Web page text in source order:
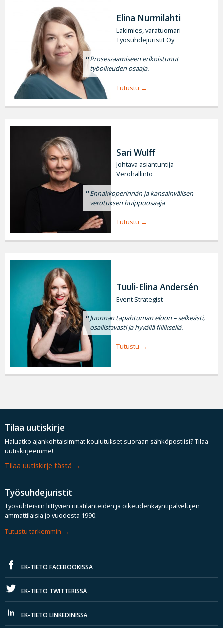
Elina Nurmilahti
Lakimies, varatuomari
Työsuhdejuristit Oy
Prosessaamiseen erikoistunut
työoikeuden osaaja.
Tutustu
Sari Wulff
Johtava asiantuntija
Verohallinto
Ennakkoperinnän ja kansainvälisen
verotuksen huippuosaaja
Tutustu
Tuuli-Elina Andersén
Event Strategist
Juonnan tapahtuman eloon – selkeästi,
osallistavasti ja hyvällä fiiliksellä.
Tutustu
Tilaa uutiskirje
Haluatko ajankohtaisimmat koulutukset suoraan sähköpostiisi? Tilaa
uutiskirjeemme!
Tilaa uutiskirje tästä
Työsuhdejuristit
Työsuhteisiin liittyvien riitatilanteiden ja oikeudenkäyntipalvelujen
ammattilaisia jo vuodesta 1990.
Tutustu tarkemmin
EK-TIETO FACEBOOKISSA
EK-TIETO TWITTERISSÄ
EK-TIETO LINKEDINISSÄ